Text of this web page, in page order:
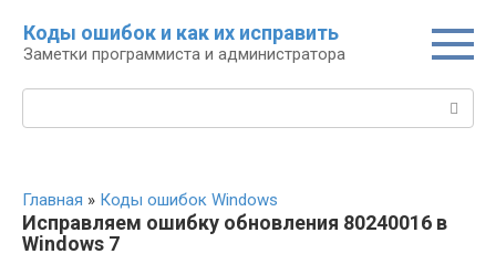
контенту
Коды ошибок и как их исправить
Заметки программиста и администратора
Главная » Коды ошибок Windows
Исправляем ошибку обновления 80240016 в
Windows 7